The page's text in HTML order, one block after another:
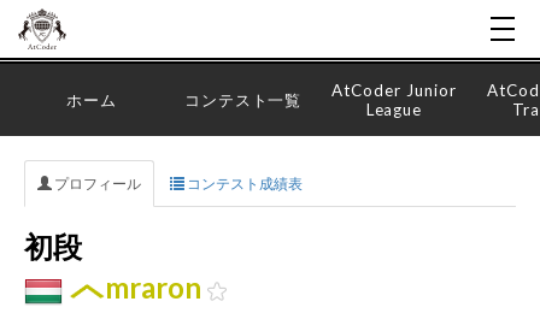
ホーム コンテスト一覧
AtCoder Junior
League
プロフィール コンテスト成績表
初段
mraron